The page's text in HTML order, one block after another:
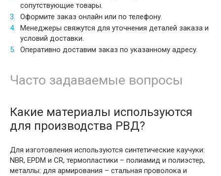
сопутствующие товары.
Оформите заказ онлайн или по телефону.
Менеджеры свяжутся для уточнения деталей заказа и
условий доставки.
Оперативно доставим заказ по указанному адресу.
Часто задаваемые вопросы
Какие материалы используются
для производства РВД?
Для изготовления используются синтетические каучуки:
NBR, EPDM и CR, термопластики – полиамид и полиэстер,
металлы: для армирования – стальная проволока и